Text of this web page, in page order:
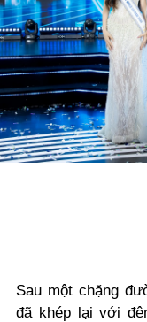
Sau một chặng
đã khép lại với